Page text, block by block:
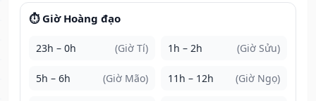
⏱️ Giờ Hoàng đạo
23h – 0h (Giờ Tí) 1h – 2h (Giờ Sửu)
5h – 6h (Giờ Mão) 11h – 12h (Giờ Ngọ)